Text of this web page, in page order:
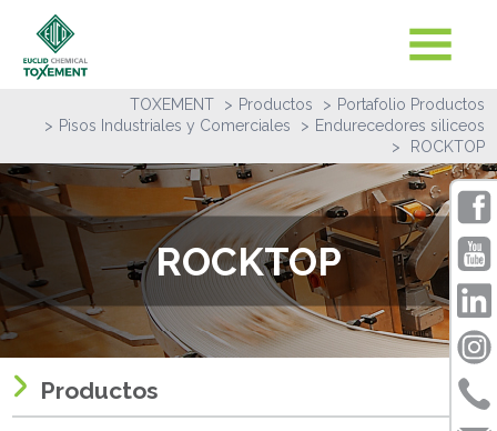
TOXEMENT Productos
Portafolio Productos
Pisos Industriales y Comerciales
Endurecedores siliceos
ROCKTOP
ROCKTOP
Productos